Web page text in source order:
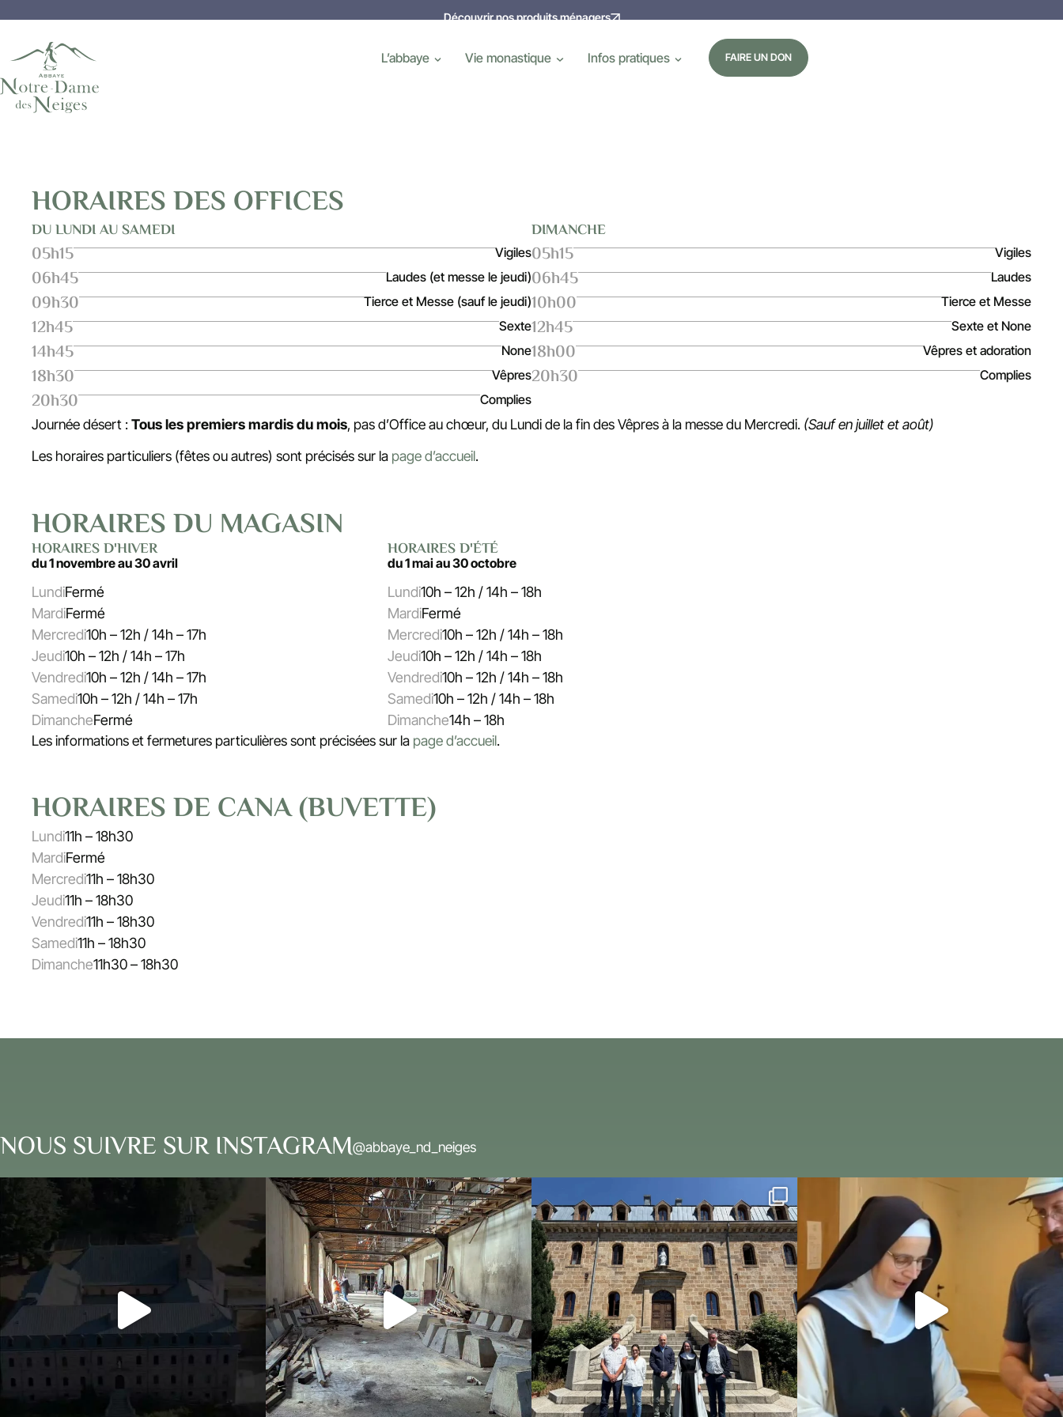
Découvrir nos produits ménagers
L’abbaye Vie monastique Infos pratiques FAIRE UN DON
HORAIRES DES OFFICES
DU LUNDI AU SAMEDI
05h15 Vigiles
06h45 Laudes (et messe le jeudi)
09h30 Tierce et Messe (sauf le jeudi)
12h45 Sexte
14h45 None
18h30 Vêpres
20h30 Complies
DIMANCHE
05h15 Vigiles
06h45 Laudes
10h00 Tierce et Messe
12h45 Sexte et None
18h00 Vêpres et adoration
20h30 Complies
Journée désert : Tous les premiers mardis du mois, pas d’Office au chœur, du Lundi de la fin des Vêpres à la messe du Mercredi. (Sauf en juillet et août)
Les horaires particuliers (fêtes ou autres) sont précisés sur la page d’accueil.
HORAIRES DU MAGASIN
HORAIRES D'HIVER
du 1 novembre au 30 avril
LundiFermé
MardiFermé
Mercredi10h – 12h / 14h – 17h
Jeudi10h – 12h / 14h – 17h
Vendredi10h – 12h / 14h – 17h
Samedi10h – 12h / 14h – 17h
DimancheFermé
HORAIRES D'ÉTÉ
du 1 mai au 30 octobre
Lundi10h – 12h / 14h – 18h
MardiFermé
Mercredi10h – 12h / 14h – 18h
Jeudi10h – 12h / 14h – 18h
Vendredi10h – 12h / 14h – 18h
Samedi10h – 12h / 14h – 18h
Dimanche14h – 18h
Les informations et fermetures particulières sont précisées sur la page d’accueil.
HORAIRES DE CANA (BUVETTE)
Lundi11h – 18h30
MardiFermé
Mercredi11h – 18h30
Jeudi11h – 18h30
Vendredi11h – 18h30
Samedi11h – 18h30
Dimanche11h30 – 18h30
NOUS SUIVRE SUR INSTAGRAM@abbaye_nd_neiges